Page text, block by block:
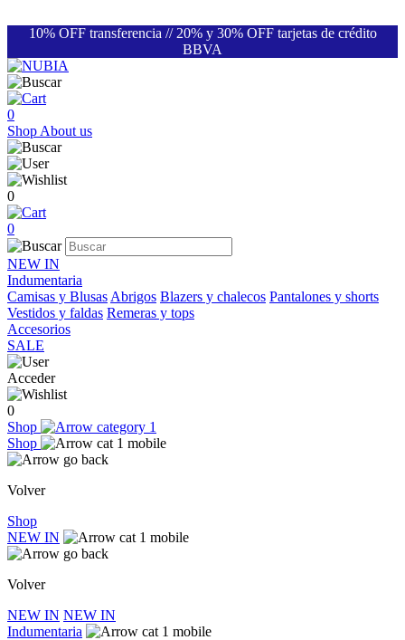
10% OFF transferencia // 20% y 30% OFF tarjetas de crédito
BBVA
0
Shop About us
0
0
NEW IN
Indumentaria
Camisas y Blusas Abrigos Blazers y chalecos Pantalones y shorts
Vestidos y faldas Remeras y tops
Accesorios
SALE
Acceder
0
Shop
Shop
Volver
Shop
NEW IN
Volver
NEW IN NEW IN
Indumentaria